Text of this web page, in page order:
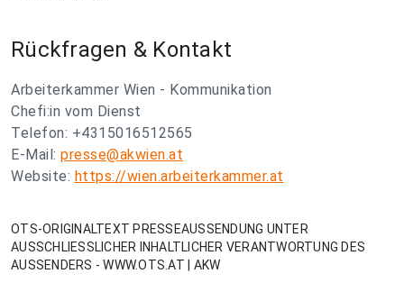
Rückfragen & Kontakt
Arbeiterkammer Wien - Kommunikation
Chefi:in vom Dienst
Telefon: +4315016512565
E-Mail: presse@akwien.at
Website: https://wien.arbeiterkammer.at
OTS-ORIGINALTEXT PRESSEAUSSENDUNG UNTER
AUSSCHLIESSLICHER INHALTLICHER VERANTWORTUNG DES
AUSSENDERS - WWW.OTS.AT | AKW